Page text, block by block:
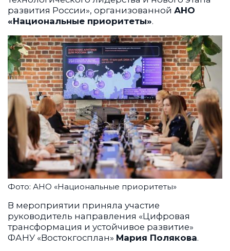
развития России», организованной АНО
«Национальные приоритеты».
Фото: АНО «Национальные приоритеты»
В мероприятии приняла участие
руководитель направления «Цифровая
трансформация и устойчивое развитие»
ФАНУ «Востокгосплан» Мария Полякова.